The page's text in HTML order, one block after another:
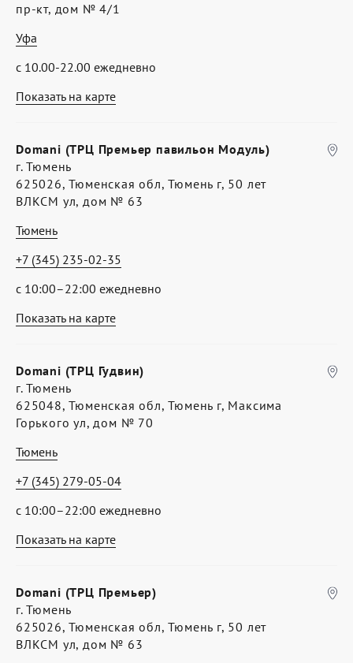
Показать на карте
пр-кт, дом № 4/1
Уфа
с 10.00-22.00 ежедневно
Показать на карте
Domani (ТРЦ Премьер павильон Модуль)
г. Тюмень
625026, Тюменская обл, Тюмень г, 50 лет
ВЛКСМ ул, дом № 63
Тюмень
с 10:00–22:00 ежедневно
+7 (345) 235-02-35
Показать на карте
Domani (ТРЦ Гудвин)
г. Тюмень
625048, Тюменская обл, Тюмень г, Максима
Горького ул, дом № 70
Тюмень
с 10:00–22:00 ежедневно
+7 (345) 279-05-04
Domani (ТРЦ Премьер)
г. Тюмень
625026, Тюменская обл, Тюмень г, 50 лет
ВЛКСМ ул, дом № 63